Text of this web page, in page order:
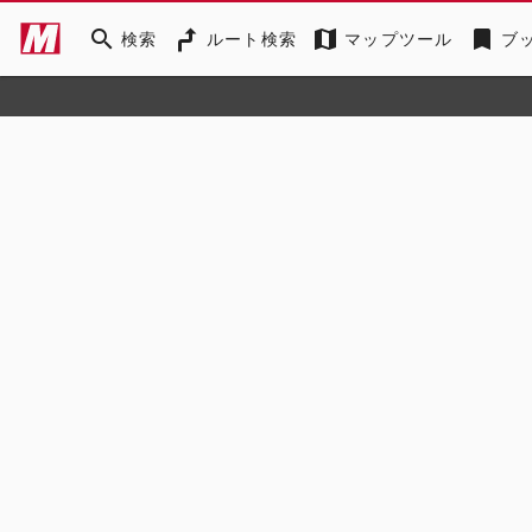
search 検索 ルート検索 map マップツール bookmark ブ